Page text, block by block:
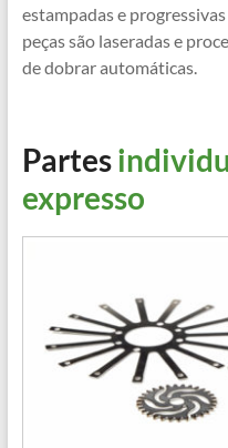
estampadas e
peças são laseradas e
de dobrar automáticas.
Partes
expresso